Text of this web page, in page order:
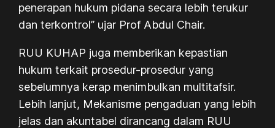
penerapan hukum pidana secara lebih terukur
dan terkontrol” ujar Prof Abdul Chair.
RUU KUHAP juga memberikan kepastian
hukum terkait prosedur-prosedur yang
sebelumnya kerap menimbulkan multitafsir.
Lebih lanjut, Mekanisme pengaduan yang lebih
jelas dan akuntabel dirancang dalam RUU